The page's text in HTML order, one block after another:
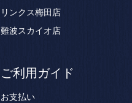
リンクス梅田店
難波スカイオ店
ご利用ガイド
お支払い